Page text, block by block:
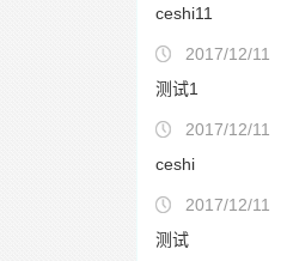
ceshi11
2017/12/11
测试1
2017/12/11
ceshi
2017/12/11
测试